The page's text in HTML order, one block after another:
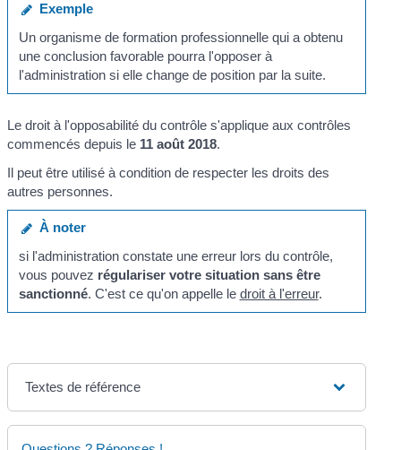
Exemple
Un organisme de formation professionnelle qui a obtenu
une conclusion favorable pourra l'opposer à
l'administration si elle change de position par la suite.
Le droit à l'opposabilité du contrôle s'applique aux contrôles
commencés depuis le 11 août 2018.
Il peut être utilisé à condition de respecter les droits des
autres personnes.
À noter
si l'administration constate une erreur lors du contrôle,
vous pouvez régulariser votre situation sans être
sanctionné. C'est ce qu'on appelle le droit à l'erreur.
Textes de référence